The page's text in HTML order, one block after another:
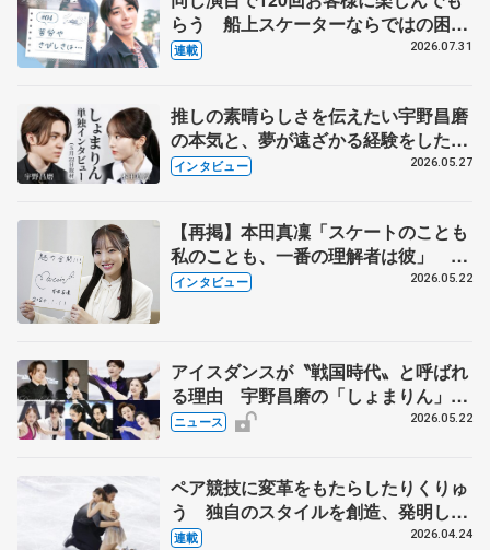
らう 船上スケーターならではの困難
とは 影響あったPIW前キャプテン松
連載 2026.07.31
推しの素晴らしさを伝えたい宇野昌磨
の本気と、夢が遠ざかる経験をした本
田真凜の覚悟
インタビュー 2026.05.27
【再掲】本田真凜「スケートのことも
私のことも、一番の理解者は彼」 引
退時の単独インタビューで語った競技
インタビュー 2026.05.22
アイスダンスが〝戦国時代〟と呼ばれ
る理由 宇野昌磨の「しょまりん」ら
実力者が相次いで参戦 国内の競争激
ニュース 2026.05.22
ペア競技に変革をもたらしたりくりゅ
う 独自のスタイルを創造、発明した
【引退発表後②】
連載 2026.04.24